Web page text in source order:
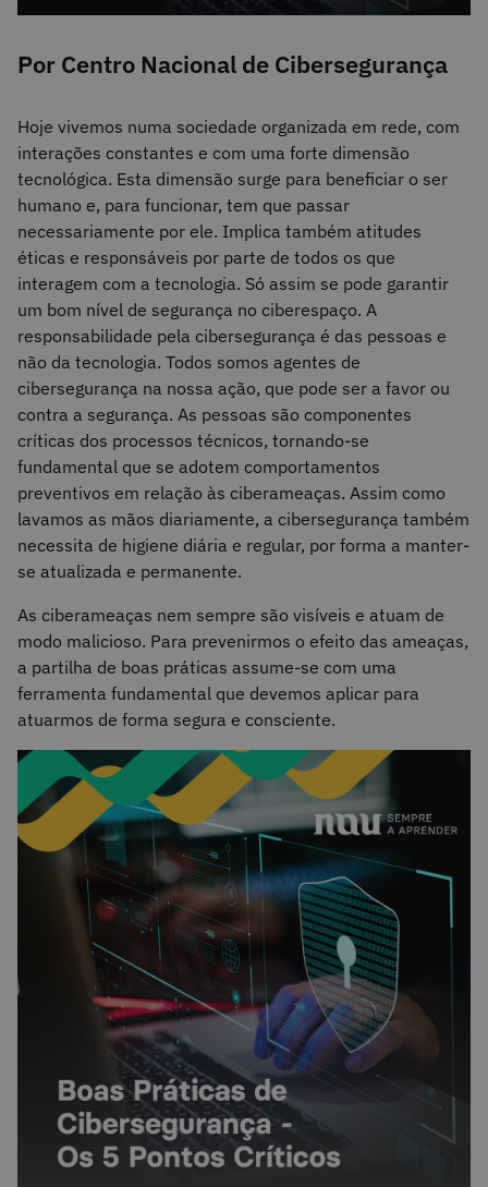
Por Centro Nacional de Cibersegurança
Hoje vivemos numa sociedade organizada em rede, com
interações constantes e com uma forte dimensão
tecnológica. Esta dimensão surge para beneficiar o ser
humano e, para funcionar, tem que passar
necessariamente por ele. Implica também atitudes
éticas e responsáveis por parte de todos os que
interagem com a tecnologia. Só assim se pode garantir
um bom nível de segurança no ciberespaço. A
responsabilidade pela cibersegurança é das pessoas e
não da tecnologia. Todos somos agentes de
cibersegurança na nossa ação, que pode ser a favor ou
contra a segurança. As pessoas são componentes
críticas dos processos técnicos, tornando-se
fundamental que se adotem comportamentos
preventivos em relação às ciberameaças. Assim como
lavamos as mãos diariamente, a cibersegurança também
necessita de higiene diária e regular, por forma a manter-
se atualizada e permanente.
As ciberameaças nem sempre são visíveis e atuam de
modo malicioso. Para prevenirmos o efeito das ameaças,
a partilha de boas práticas assume-se com uma
ferramenta fundamental que devemos aplicar para
atuarmos de forma segura e consciente.